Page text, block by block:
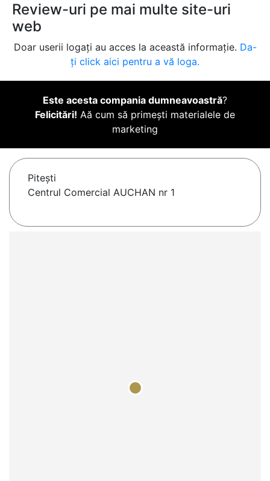
Review-uri pe mai multe site-uri
web
Doar userii logați au acces la această informație. Da-
ți click aici pentru a vă loga.
Este acesta compania dumneavoastră?
Felicitări! Aă cum să primești materialele de
marketing
Piteşti
Centrul Comercial AUCHAN nr 1